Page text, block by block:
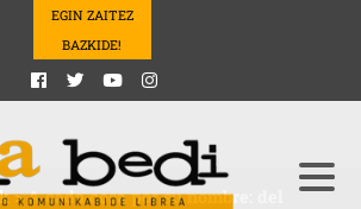
EGIN ZAITEZ
BAZKIDE!
>A cada cosa por su nombre: del